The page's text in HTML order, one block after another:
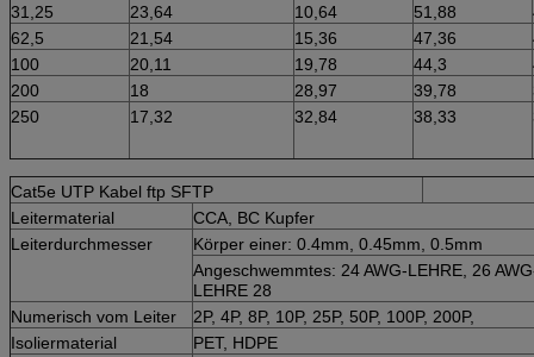
31,25
23,64 10,64 51,88
62,5
21,54 15,36 47,36
100
20,11 19,78 44,3
200
18 28,97 39,78
250
17,32 32,84 38,33
Cat5e UTP Kabel ftp SFTP
Leitermaterial
CCA, BC Kupfer
Leiterdurchmesser
Körper einer: 0.4mm, 0.45mm, 0.5mm
Angeschwemmtes: 24 AWG-LEHRE, 26
LEHRE 28
Numerisch vom Leiter
2P, 4P, 8P, 10P, 25P, 50P, 100P, 200P,
Isoliermaterial
PET, HDPE